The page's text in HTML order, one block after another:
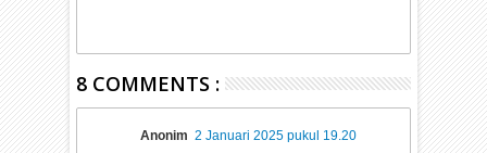
8 COMMENTS :
Anonim 2 Januari 2025 pukul 19.20